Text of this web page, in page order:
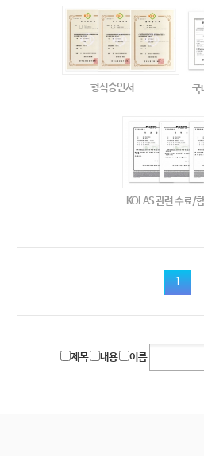
형식승인서 국
KOLAS 관련 수료/
1
제목 내용 이름